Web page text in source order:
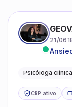
21/
Psicóloga clínica
CRP ativo